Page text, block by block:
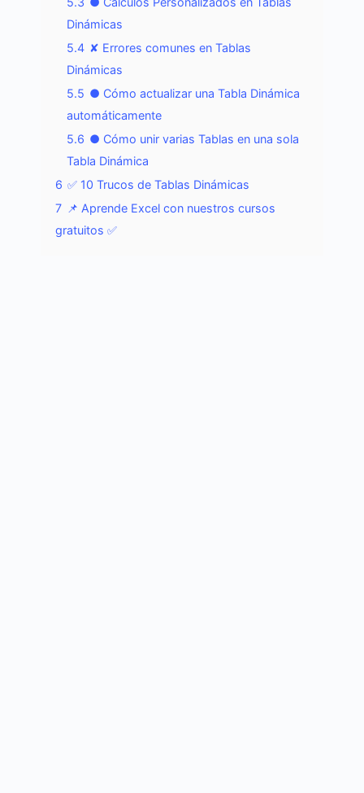
Dinámicas
5.4 ✘ Errores comunes en Tablas
Dinámicas
5.5 ● Cómo actualizar una Tabla Dinámica
automáticamente
5.6 ● Cómo unir varias Tablas en una sola
Tabla Dinámica
6 ✅ 10 Trucos de Tablas Dinámicas
7 📌 Aprende Excel con nuestros cursos
gratuitos ✅